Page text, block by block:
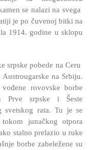
se nalazi na svega
je po čuvenoj bitki na
1914. godine u sklopu
pobede na Ceru
na Srbiju.
rovovske borbe
Prve srpske i Šeste
svetskog rata. Tu je se
junačkog otpora
stalno prelazio u ruke
borbe zabeležene su